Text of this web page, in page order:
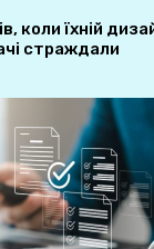
коли їхній
страждали